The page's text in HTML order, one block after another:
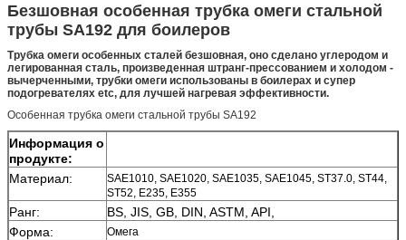
Безшовная особенная трубка омеги стальной
трубы SA192 для боилеров
Трубка омеги особенных сталей безшовная, оно сделано углеродом и
легированная сталь, произведенная штранг-прессованием и холодом -
вычерченными, трубки омеги использованы в боилерах и супер
подогревателях etc, для лучшей нагревая эффективности.
Особенная трубка омеги стальной трубы SA192
Информация о
продукте:
Материал:
SAE1010, SAE1020, SAE1035, SAE1045, ST37.0, ST44,
ST52, E235, E355
Ранг:
BS, JIS, GB, DIN, ASTM, API,
Форма:
Омега